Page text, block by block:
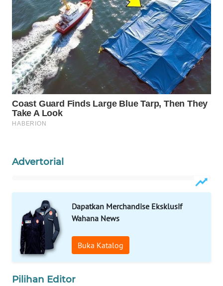
Advertorial
Dapatkan Merchandise Eksklusif
Wahana News
Buka Katalog
Pilihan Editor
WAHANA
TRAVEL
WAHANA
TV
WAHANANEWS
ID
WAHANANEWS
CO ID
NET
SPORT
WAHANA
UMKM
WAHANA
SELEB